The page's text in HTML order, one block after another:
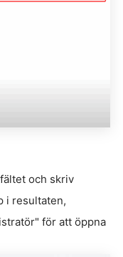
och skriv
i resultaten,
för att öppna